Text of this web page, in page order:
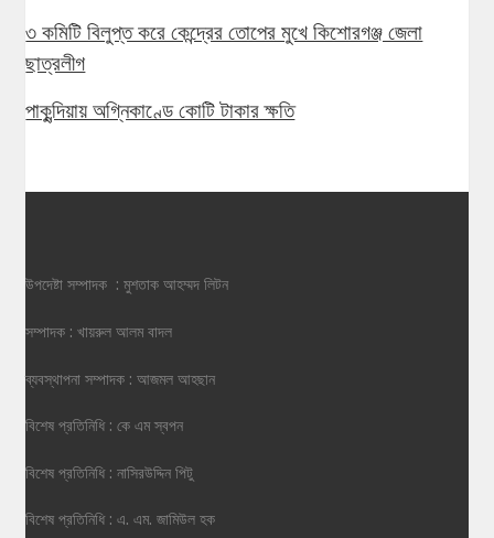
৩ কমিটি বিলুপ্ত করে কেন্দ্রের তোপের মুখে কিশোরগঞ্জ জেলা
ছাত্রলীগ
পাকুন্দিয়ায় অগ্নিকাণ্ডে কোটি টাকার ক্ষতি
উপদেষ্টা সম্পাদক : মুশতাক আহম্মদ লিটন
সম্পাদক : খায়রুল আলম বাদল
ব্যবস্থাপনা সম্পাদক : আজমল আহছান
বিশেষ প্রতিনিধি : কে এম স্বপন
বিশেষ প্রতিনিধি : নাসিরউদ্দিন পিটু
বিশেষ প্রতিনিধি : এ. এম. জামিউল হক